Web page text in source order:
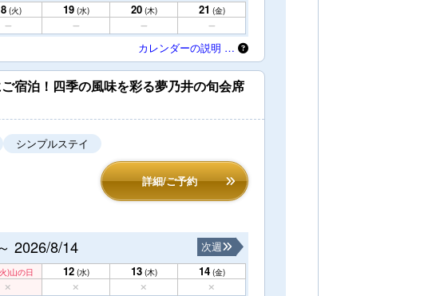
(火) 19 (水) 20 (木) 21 (金)
カレンダーの説明 …
宿泊！四季の風味を彩る夢乃井の旬会席
シンプルステイ
詳細/ご予約
2026/8/14
次週
)山の日 12 (水) 13 (木) 14 (金)